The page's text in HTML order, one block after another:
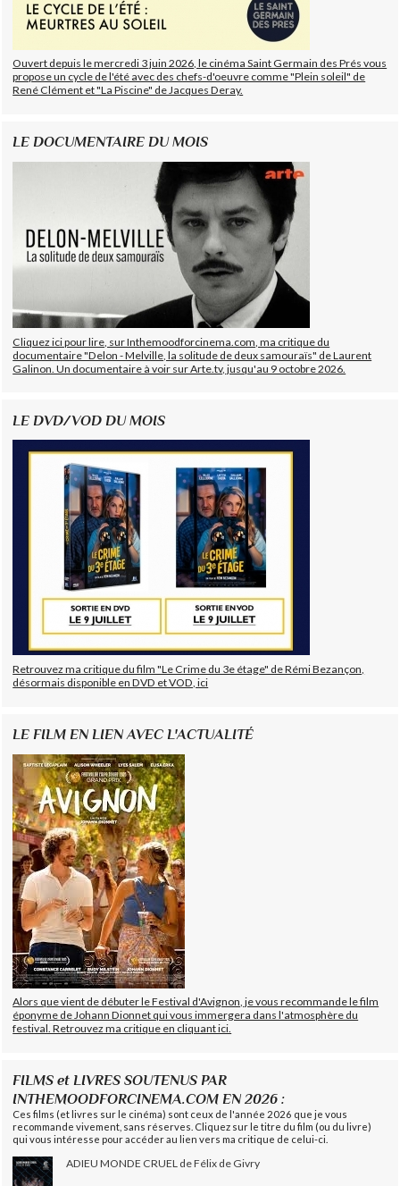
Ouvert depuis le mercredi 3 juin 2026, le cinéma Saint Germain des Prés vous
propose un cycle de l'été avec des chefs-d'oeuvre comme "Plein soleil" de
René Clément et "La Piscine" de Jacques Deray.
LE DOCUMENTAIRE DU MOIS
Cliquez ici pour lire, sur Inthemoodforcinema.com, ma critique du
documentaire "Delon - Melville, la solitude de deux samouraïs" de Laurent
Galinon. Un documentaire à voir sur Arte.tv, jusqu'au 9 octobre 2026.
LE DVD/VOD DU MOIS
Retrouvez ma critique du film "Le Crime du 3e étage" de Rémi Bezançon,
désormais disponible en DVD et VOD, ici
LE FILM EN LIEN AVEC L'ACTUALITÉ
Alors que vient de débuter le Festival d'Avignon, je vous recommande le film
éponyme de Johann Dionnet qui vous immergera dans l'atmosphère du
festival. Retrouvez ma critique en cliquant ici.
FILMS et LIVRES SOUTENUS PAR
INTHEMOODFORCINEMA.COM EN 2026 :
Ces films (et livres sur le cinéma) sont ceux de l'année 2026 que je vous
recommande vivement, sans réserves. Cliquez sur le titre du film (ou du livre)
qui vous intéresse pour accéder au lien vers ma critique de celui-ci.
ADIEU MONDE CRUEL de Félix de Givry